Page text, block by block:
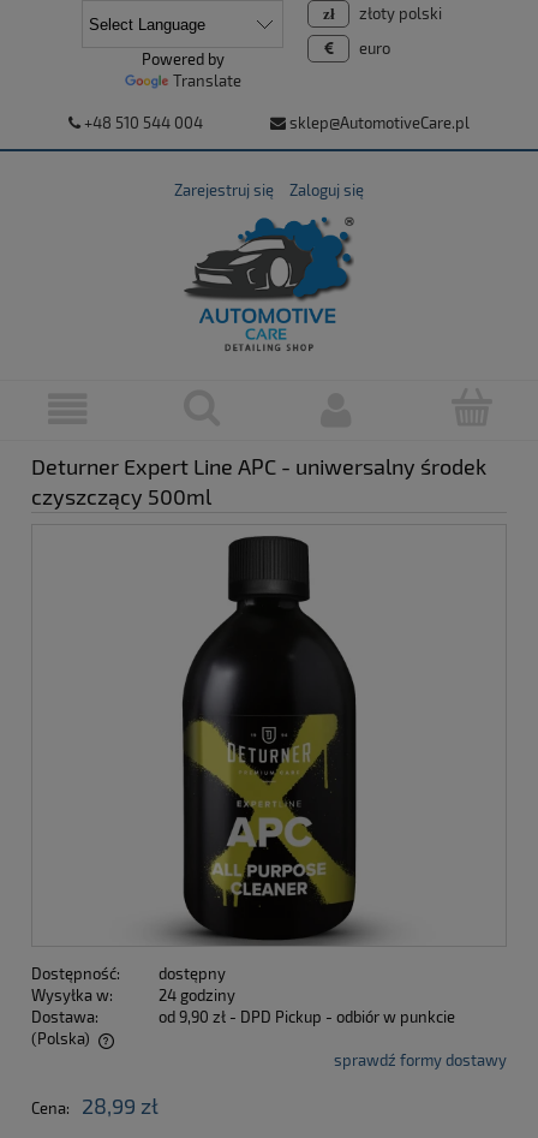
+48 510 544 004 sklep@AutomotiveCare.pl
Zarejestruj się Zaloguj się
złoty polski
euro
Powered by
Translate
Deturner Expert Line APC - uniwersalny środek
czyszczący 500ml
Dostępność:
dostępny
Wysyłka w:
24 godziny
Dostawa:
od 9,90 zł - DPD Pickup - odbiór w punkcie
(Polska)
Cena nie zawiera ewentualnych kosztów płatnościsprawdź formy dostawy
Cena: 28,99 zł